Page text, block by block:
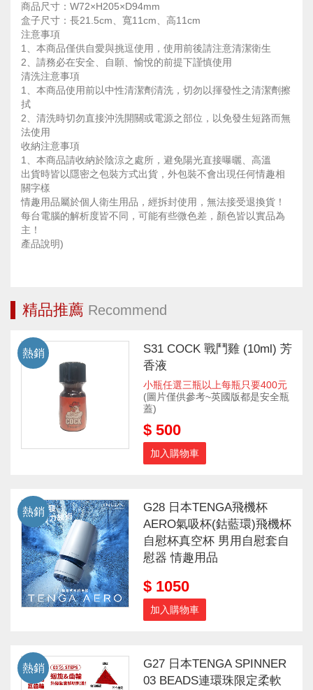
商品尺寸：W72×H205×D94mm
盒子尺寸：長21.5cm、寬11cm、高11cm
注意事項
1、本商品僅供自愛與挑逗使用，使用前後請注意清潔衛生
2、請務必在安全、自願、愉悅的前提下謹慎使用
清洗注意事項
1、本商品使用前以中性清潔劑清洗，切勿以揮發性之清潔劑擦
拭
2、清洗時切勿直接沖洗開關或電源之部位，以免發生短路而無
法使用
收納注意事項
1、本商品請收納於陰涼之處所，避免陽光直接曝曬、高溫
出貨時皆以隱密之包裝方式出貨，外包裝不會出現任何情趣相
關字樣
情趣用品屬於個人衛生用品，經拆封使用，無法接受退換貨！
每台電腦的解析度皆不同，可能有些微色差，顏色皆以實品為
主！
產品說明)
精品推薦 Recommend
S31 COCK 戰鬥雞 (10ml) 芳
香液
小瓶任選三瓶以上每瓶只要400元
(圖片僅供參考~英國版都是安全瓶
蓋)
$ 500
加入購物車
熱銷
G28 日本TENGA飛機杯
AERO氣吸杯(鈷藍環)飛機杯
自慰杯真空杯 男用自慰套自
慰器 情趣用品
$ 1050
加入購物車
熱銷
G27 日本TENGA SPINNER
03 BEADS連環珠限定柔軟
熱銷